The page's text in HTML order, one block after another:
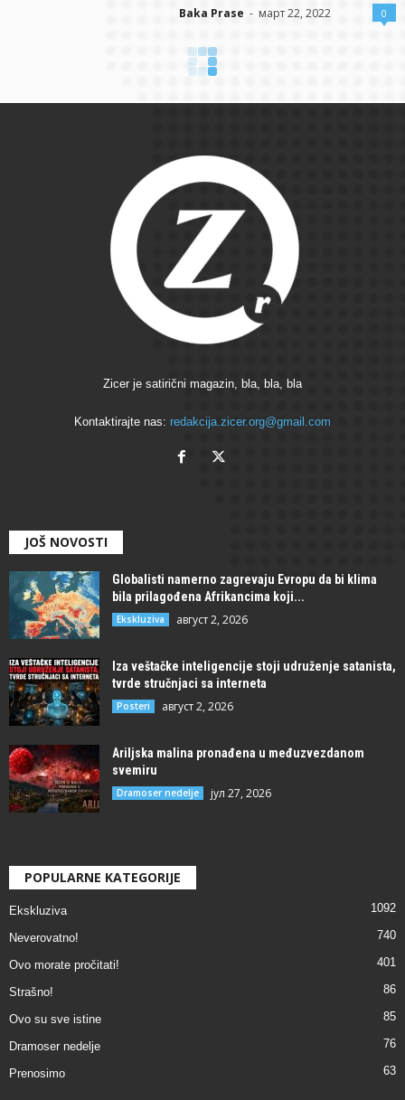
Baka Prase - март 22, 2022 0
Zicer je satirični magazin, bla, bla, bla
Kontaktirajte nas: redakcija.zicer.org@gmail.com
JOŠ NOVOSTI
Globalisti namerno zagrevaju Evropu da bi klima
bila prilagođena Afrikancima koji...
Ekskluziva август 2, 2026
Iza veštačke inteligencije stoji udruženje satanista,
tvrde stručnjaci sa interneta
Posteri август 2, 2026
Ariljska malina pronađena u međuzvezdanom
svemiru
Dramoser nedelje јул 27, 2026
POPULARNE KATEGORIJE
Ekskluziva 1092
Neverovatno! 740
Ovo morate pročitati! 401
Strašno! 86
Ovo su sve istine 85
Dramoser nedelje 76
Prenosimo 63